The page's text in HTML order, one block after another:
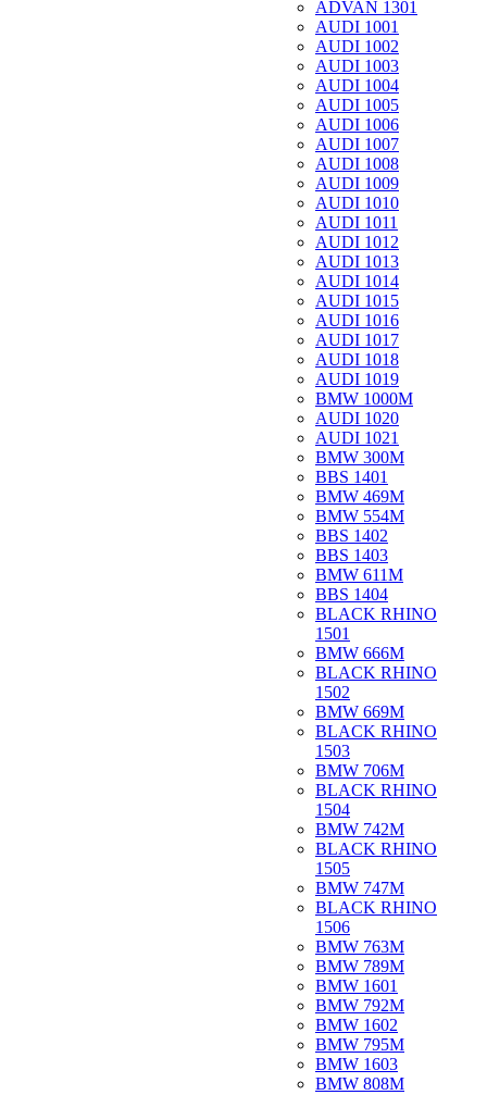
ADVAN 1301
AUDI 1001
AUDI 1002
AUDI 1003
AUDI 1004
AUDI 1005
AUDI 1006
AUDI 1007
AUDI 1008
AUDI 1009
AUDI 1010
AUDI 1011
AUDI 1012
AUDI 1013
AUDI 1014
AUDI 1015
AUDI 1016
AUDI 1017
AUDI 1018
AUDI 1019
BMW 1000M
AUDI 1020
AUDI 1021
BMW 300M
BBS 1401
BMW 469M
BMW 554M
BBS 1402
BBS 1403
BMW 611M
BBS 1404
BLACK RHINO
1501
BMW 666M
BLACK RHINO
1502
BMW 669M
BLACK RHINO
1503
BMW 706M
BLACK RHINO
1504
BMW 742M
BLACK RHINO
1505
BMW 747M
BLACK RHINO
1506
BMW 763M
BMW 789M
BMW 1601
BMW 792M
BMW 1602
BMW 795M
BMW 1603
BMW 808M